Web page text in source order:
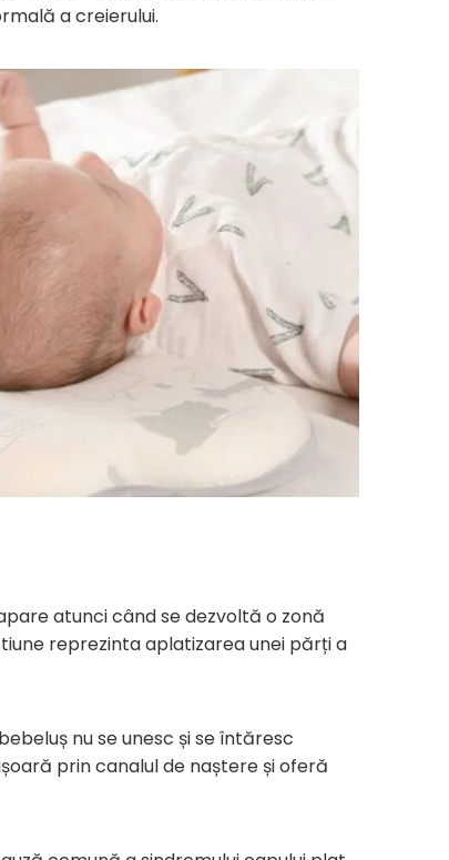
a creierului.
atunci când se dezvoltă o zonă
reprezinta aplatizarea unei părți a
nu se unesc și se întăresc
prin canalul de naștere și oferă